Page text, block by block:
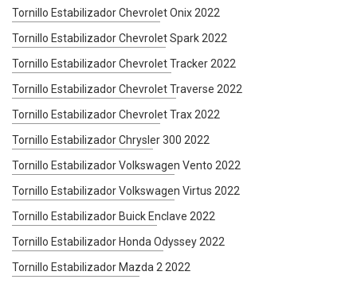
Tornillo Estabilizador Chevrolet Onix 2022
Tornillo Estabilizador Chevrolet Spark 2022
Tornillo Estabilizador Chevrolet Tracker 2022
Tornillo Estabilizador Chevrolet Traverse 2022
Tornillo Estabilizador Chevrolet Trax 2022
Tornillo Estabilizador Chrysler 300 2022
Tornillo Estabilizador Volkswagen Vento 2022
Tornillo Estabilizador Volkswagen Virtus 2022
Tornillo Estabilizador Buick Enclave 2022
Tornillo Estabilizador Honda Odyssey 2022
Tornillo Estabilizador Mazda 2 2022